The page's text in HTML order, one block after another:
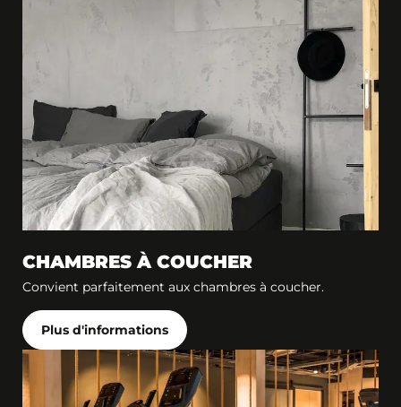
CHAMBRES À COUCHER
Convient parfaitement aux chambres à coucher.
Plus d'informations